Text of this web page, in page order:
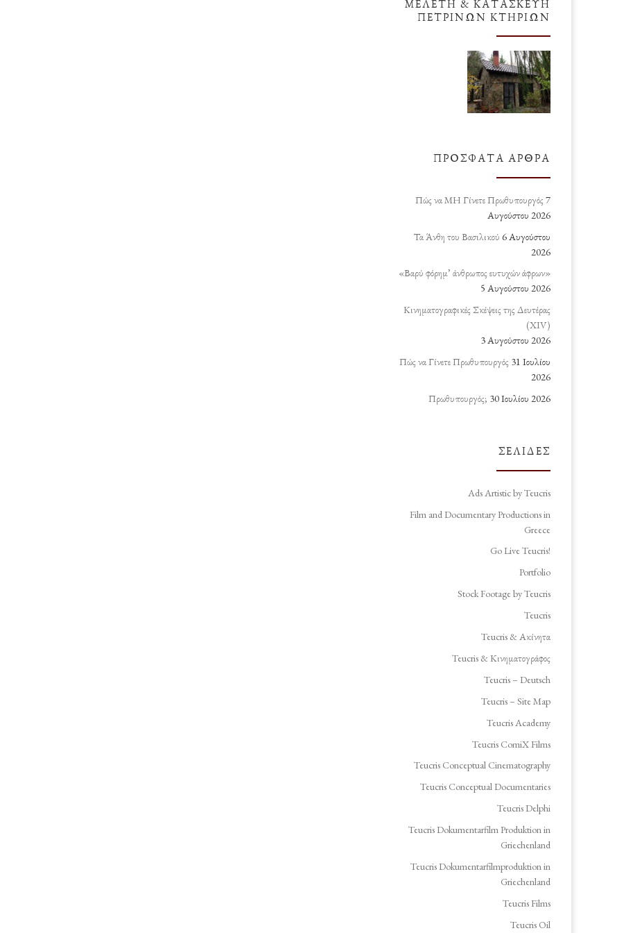
ΜΕΛΈΤΗ & ΚΑΤΑΣΚΕΥΉ
ΠΈΤΡΙΝΩΝ ΚΤΗΡΊΩΝ
ΠΡΌΣΦΑΤΑ ΆΡΘΡΑ
Πώς να ΜΗ Γίνετε Πρωθυπουργός 7
Αυγούστου 2026
Τα Άνθη του Βασιλικού 6 Αυγούστου
2026
«Βαρύ φόρημ’ άνθρωπος ευτυχών άφρων»
5 Αυγούστου 2026
Κινηματογραφικές Σκέψεις της Δευτέρας
(ΧΙV)
3 Αυγούστου 2026
Πώς να Γίνετε Πρωθυπουργός 31 Ιουλίου
2026
Πρωθυπουργός; 30 Ιουλίου 2026
ΣΕΛΊΔΕΣ
Ads Artistic by Teucris
Film and Documentary Productions in
Greece
Go Live Teucris!
Portfolio
Stock Footage by Teucris
Teucris
Teucris & Ακίνητα
Teucris & Κινηματογράφος
Teucris – Deutsch
Teucris – Site Map
Teucris Academy
Teucris ComiX Films
Teucris Conceptual Cinematography
Teucris Conceptual Documentaries
Teucris Delphi
Teucris Dokumentarfilm Produktion in
Griechenland
Teucris Dokumentarfilmproduktion in
Griechenland
Teucris Films
Teucris Oil